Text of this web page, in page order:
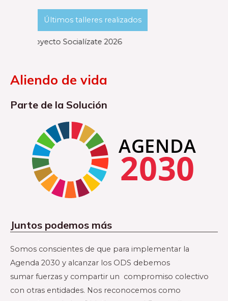
Últimos talleres realizados
Proyecto Socialízate 2026
Aliendo de vida
Parte de la Solución
Juntos podemos más
Somos conscientes de que para implementar la
Agenda 2030 y alcanzar los ODS debemos
sumar fuerzas y compartir un compromiso colectivo
con otras entidades. Nos reconocemos como